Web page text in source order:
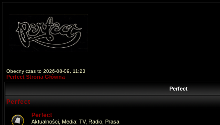
Obecny czas to 2026-08-09, 11:23
Perfect Strona Główna
Perfect
Perfect
Perfect
Aktualności, Media: TV, Radio, Prasa